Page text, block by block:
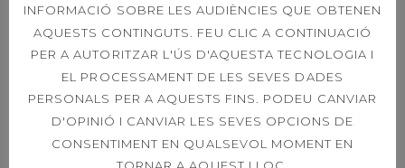
ACORD DE PATROCINI
ACTIVITATS DIRIGIDES BIOSPHERE
CAMPIONAT SOCIAL CAMPIONS
CARRERA DE LA DONA
INFORMACIÓ SOBRE LES AUDIÈNCIES QUE OBTENEN
AQUESTS CONTINGUTS. FEU CLIC A CONTINUACIÓ
PER A AUTORITZAR L'ÚS D'AQUESTA TECNOLOGIA I
EL PROCESSAMENT DE LES SEVES DADES
PERSONALS PER A AQUESTS FINS. PODEU CANVIAR
D'OPINIÓ I CANVIAR LES SEVES OPCIONS DE
CONSENTIMENT EN QUALSEVOL MOMENT EN